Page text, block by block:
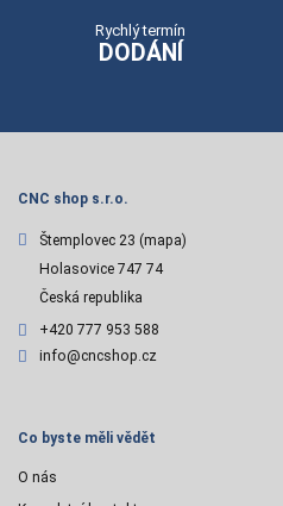
Rychlý termín
DODÁNÍ
CNC shop s.r.o.
Štemplovec 23 (mapa)
Holasovice 747 74
Česká republika
+420 777 953 588
info@cncshop.cz
Co byste měli vědět
O nás